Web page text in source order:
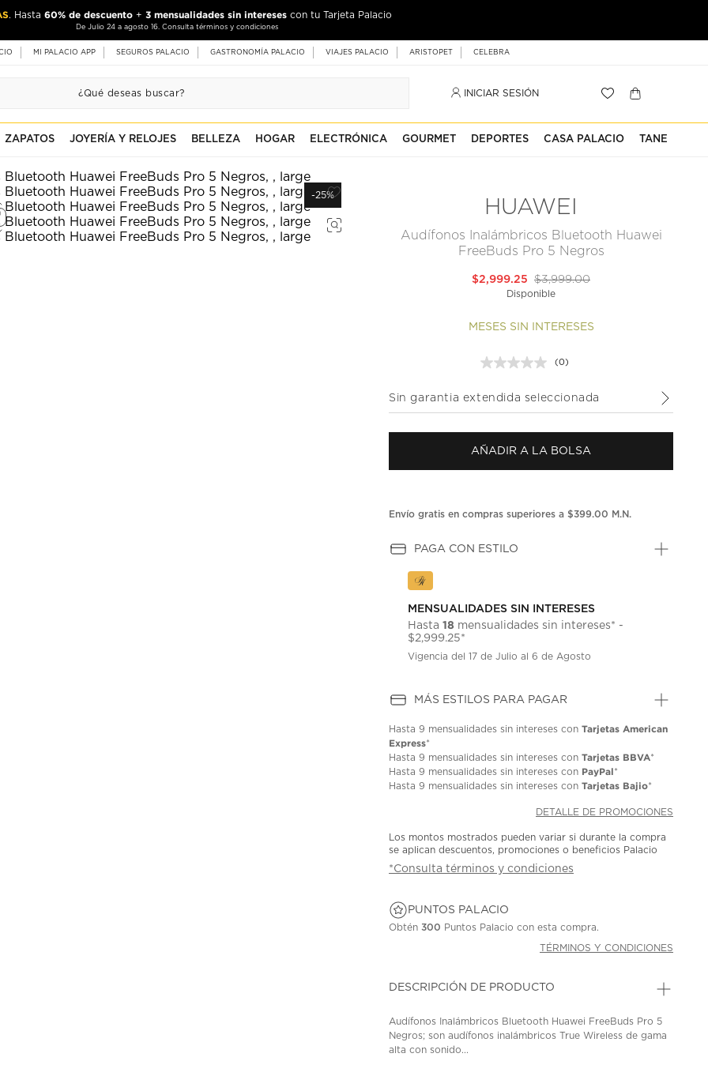
. Hasta 60% de descuento + 3 mensualidades sin intereses con tu Tarjeta Palacio
De Julio 24 a agosto 16. Consulta términos y condiciones
MI PALACIO APP SEGUROS PALACIO GASTRONOMÍA PALACIO VIAJES PALACIO ARISTOPET CELEBRA
INICIAR SESIÓN
ZAPATOS JOYERÍA Y RELOJES BELLEZA HOGAR ELECTRÓNICA GOURMET DEPORTES CASA PALACIO TANE
-25%
HUAWEI
Audífonos Inalámbricos Bluetooth Huawei
FreeBuds Pro 5 Negros
$3,999.00
$2,999.25
Disponible
MESES SIN INTERESES
Sin
Enlace
misma
página.
(0)
Sin garantia extendida seleccionada
AÑADIR A LA BOLSA
Envío gratis en compras superiores a $399.00 M.N.
PAGA CON ESTILO
MENSUALIDADES SIN INTERESES
Hasta18 mensualidades sin intereses* -
$2,999.25*
Vigencia del 17 de Julio al 6 de Agosto
MÁS ESTILOS PARA PAGAR
Hasta9 mensualidades sin intereses conTarjetas American
Express*
Hasta9 mensualidades sin intereses conTarjetas BBVA*
Hasta9 mensualidades sin intereses con PayPal*
Hasta9 mensualidades sin intereses conTarjetas Bajio*
DETALLE DE PROMOCIONES
Los montos mostrados pueden variar si durante la compra
se aplican descuentos, promociones o beneficios Palacio
*Consulta términos y condiciones
PUNTOS PALACIO
Obtén300 Puntos Palacio con esta compra.
TÉRMINOS Y CONDICIONES
DESCRIPCIÓN DE PRODUCTO
Audífonos Inalámbricos Bluetooth Huawei FreeBuds Pro 5
Negros; son audífonos inalámbricos True Wireless de gama
alta con sonido...